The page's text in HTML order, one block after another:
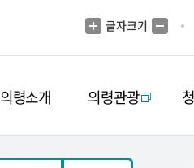
글자크기
의령소개 의령관광